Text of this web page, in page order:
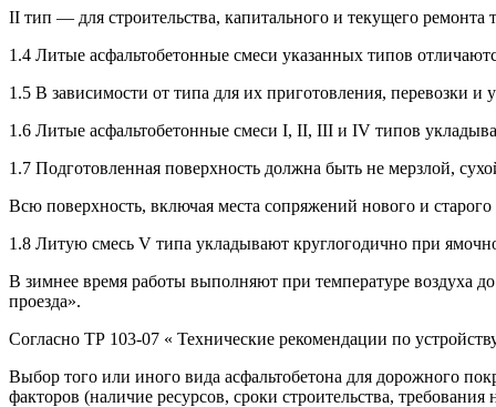
II тип — для строительства, капитального и текущего
1.4 Литые асфальтобетонные смеси указанных типов
1.5 В зависимости от типа для их приготовления, перевозки
1.6 Литые асфальтобетонные смеси I, II, III и IV типов
1.7 Подготовленная поверхность должна быть не мерзлой,
Всю поверхность, включая места сопряжений нового и
1.8 Литую смесь V типа укладывают круглогодично при
В зимнее время работы выполняют при температуре воздуха
проезда».
Согласно ТР 103-07 « Технические рекомендации по
Выбор того или иного вида асфальтобетона для дорожного
факторов (наличие ресурсов, сроки строительства,